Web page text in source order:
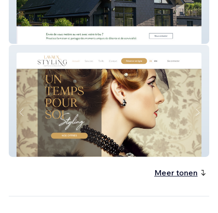
Sources du val ( Réservation Chambre
d'hôtes )
Lavaux Styling
Meer tonen